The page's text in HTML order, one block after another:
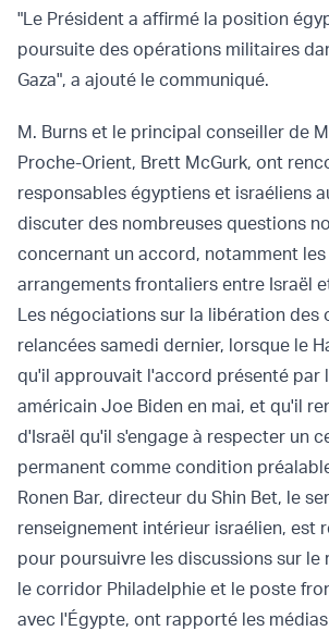
"Le Président a affirmé la position
poursuite des opérations militaires
Gaza", a ajouté le communiqué.
M. Burns et le principal conseiller de
Proche-Orient, Brett McGurk, ont
responsables égyptiens et israéliens
discuter des nombreuses questions
concernant un accord, notamment
arrangements frontaliers entre Israël
Les négociations sur la libération des
relancées samedi dernier, lorsque le
qu'il approuvait l'accord présenté par
américain Joe Biden en mai, et qu'il
d'Israël qu'il s'engage à respecter un
permanent comme condition
Ronen Bar, directeur du Shin Bet, le
renseignement intérieur israélien, est
pour poursuivre les discussions sur le
le corridor Philadelphie et le poste
avec l'Égypte, ont rapporté les